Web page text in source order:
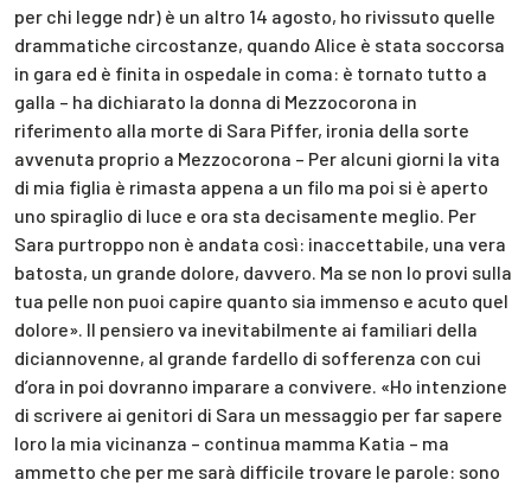
per chi legge ndr) è un altro 14 agosto, ho rivissuto quelle
drammatiche circostanze, quando Alice è stata soccorsa
in gara ed è finita in ospedale in coma: è tornato tutto a
galla – ha dichiarato la donna di Mezzocorona in
riferimento alla morte di Sara Piffer, ironia della sorte
avvenuta proprio a Mezzocorona – Per alcuni giorni la vita
di mia figlia è rimasta appena a un filo ma poi si è aperto
uno spiraglio di luce e ora sta decisamente meglio. Per
Sara purtroppo non è andata così: inaccettabile, una vera
batosta, un grande dolore, davvero. Ma se non lo provi sulla
tua pelle non puoi capire quanto sia immenso e acuto quel
dolore». Il pensiero va inevitabilmente ai familiari della
diciannovenne, al grande fardello di sofferenza con cui
d’ora in poi dovranno imparare a convivere. «Ho intenzione
di scrivere ai genitori di Sara un messaggio per far sapere
loro la mia vicinanza – continua mamma Katia – ma
ammetto che per me sarà difficile trovare le parole: sono